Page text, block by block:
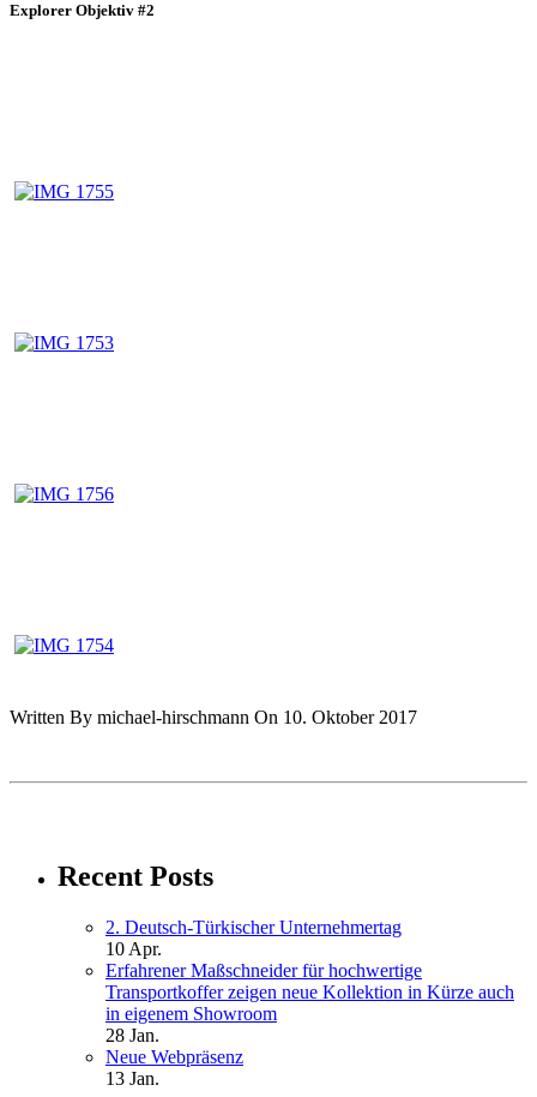
Explorer Objektiv #2
Written By michael-hirschmann On 10. Oktober 2017
Recent Posts
2. Deutsch-Türkischer Unternehmertag
10 Apr.
Erfahrener Maßschneider für hochwertige
Transportkoffer zeigen neue Kollektion in Kürze auch
in eigenem Showroom
28 Jan.
Neue Webpräsenz
13 Jan.